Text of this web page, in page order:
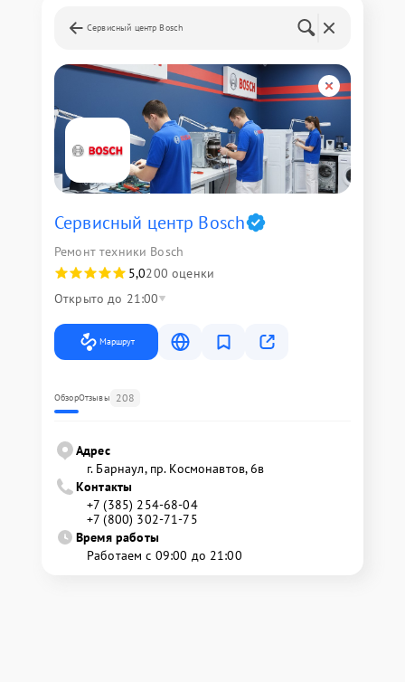
Сервисный центр Bosch
Сервисный центр Bosch
Ремонт техники Bosch
5,0200 оценки
Открыто до 21:00
Маршрут
ОбзорОтзывы 208
Адрес
г. Барнаул, ​пр. Космонавтов, 6в
Контакты
+7 (385) 254-68-04
+7 (800) 302-71-75
Время работы
Работаем с 09:00 до 21:00